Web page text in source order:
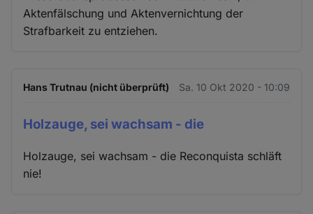
Aktenfälschung und Aktenvernichtung der
Strafbarkeit zu entziehen.
Hans Trutnau (nicht überprüft) Sa. 10 Okt 2020 - 10:09
Holzauge, sei wachsam - die
Holzauge, sei wachsam - die Reconquista schläft
nie!